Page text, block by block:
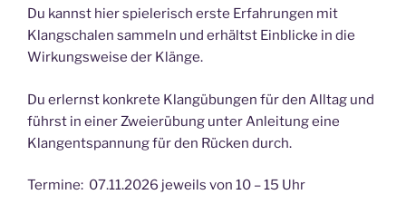
Du kannst hier spielerisch erste Erfahrungen mit
Klangschalen sammeln und erhältst Einblicke in die
Wirkungsweise der Klänge.
Du erlernst konkrete Klangübungen für den Alltag und
führst in einer Zweierübung unter Anleitung eine
Klangentspannung für den Rücken durch.
Termine: 07.11.2026 jeweils von 10 – 15 Uhr